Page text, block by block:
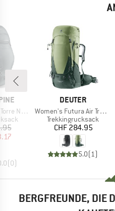
ND 60
Preis
(0)
MARKE
DEUTER
Artikel
Women's Futura Air Trek 55+10 SL
Produktgruppe
Trekkingrucksack
Preis
CHF 284.95
5.0( 1)
BERGFREUNDE, DIE